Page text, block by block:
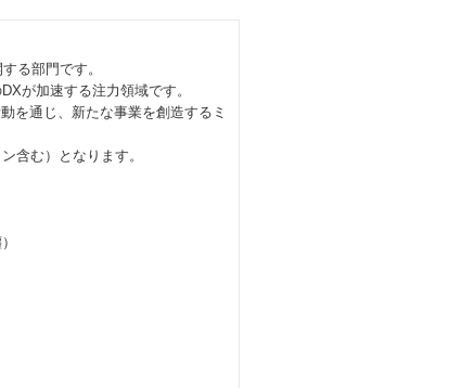
る部門です。
が加速する注力領域です。
を通じ、新たな事業を創造するミ
含む）となります。